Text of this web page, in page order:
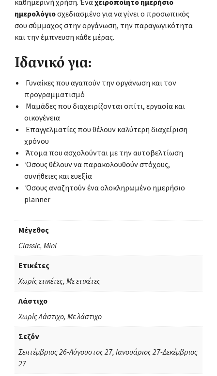
καθημερινή χρήση. Έναχειροποίητο ημερήσιο
ημερολόγιοσχεδιασμένο για να γίνει ο προσωπικός
σου σύμμαχος στην οργάνωση, την παραγωγικότητα
και την έμπνευση κάθε μέρας.
Ιδανικό για:
Γυναίκες που αγαπούν την οργάνωση και τον
προγραμματισμό
Μαμάδες που διαχειρίζονται σπίτι, εργασία και
οικογένεια
Επαγγελματίες που θέλουν καλύτερη διαχείριση
χρόνου
Άτομα που ασχολούνται με την αυτοβελτίωση
Όσους θέλουν να παρακολουθούν στόχους,
συνήθειες και ευεξία
Όσους αναζητούν ένα ολοκληρωμένο ημερήσιο
planner
Μέγεθος
Classic, Mini
Ετικέτες
Χωρίς ετικέτες, Με ετικέτες
Λάστιχο
Χωρίς Λάστιχο, Με λάστιχο
Σεζόν
Σεπτέμβριος 26-Αύγουστος 27, Ιανουάριος 27-Δεκέμβριος
27